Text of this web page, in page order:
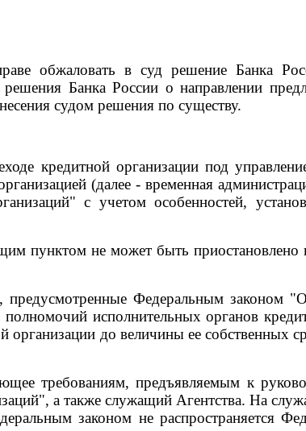
обжаловать в суд решение Банка
Банка России о направлении
судом решения по существу.
кредитной организации под
(далее - временная
с учетом особенностей,
пунктом не может быть приостановлено
Федеральным законом "О
исполнительных органов
до величины ее собственных
требованиям, предъявляемым к
а также служащий Агентства. На
законом не распространяется